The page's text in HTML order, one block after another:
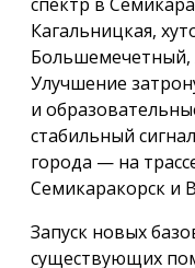
Кагальницкая,
Большемечетный,
Улучшение
и
стабильный
города — на
Семикаракорск и
Запуск новых
существующих